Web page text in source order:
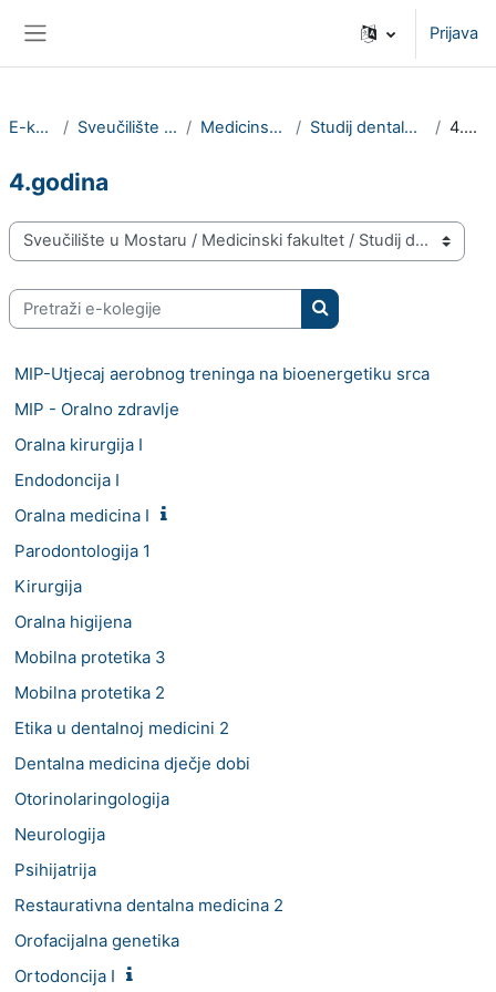
Prijava
E-kolegiji Sveučilište u Mostaru Medicinski fakultet Studij dentalne medicine 4.godina
4.godina
Popis e-kolegija
Pretraži e-kolegije
Pretraži e-kolegije
MIP-Utjecaj aerobnog treninga na bioenergetiku srca
MIP - Oralno zdravlje
Oralna kirurgija I
Endodoncija I
Oralna medicina I
Parodontologija 1
Kirurgija
Oralna higijena
Mobilna protetika 3
Mobilna protetika 2
Etika u dentalnoj medicini 2
Dentalna medicina dječje dobi
Otorinolaringologija
Neurologija
Psihijatrija
Restaurativna dentalna medicina 2
Orofacijalna genetika
Ortodoncija I